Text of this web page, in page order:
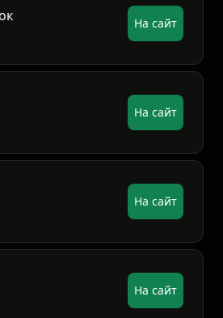
На сайт
На сайт
На сайт
На сайт